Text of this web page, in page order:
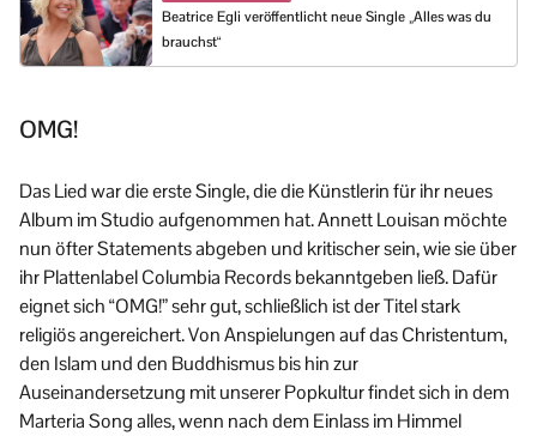
Beatrice Egli veröffentlicht neue Single „Alles was du
brauchst“
OMG!
Das Lied war die erste Single, die die Künstlerin für ihr neues
Album im Studio aufgenommen hat. Annett Louisan möchte
nun öfter Statements abgeben und kritischer sein, wie sie über
ihr Plattenlabel Columbia Records bekanntgeben ließ. Dafür
eignet sich “OMG!” sehr gut, schließlich ist der Titel stark
religiös angereichert. Von Anspielungen auf das Christentum,
den Islam und den Buddhismus bis hin zur
Auseinandersetzung mit unserer Popkultur findet sich in dem
Marteria Song alles, wenn nach dem Einlass im Himmel